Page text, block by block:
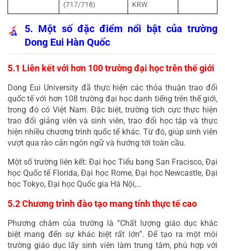
(717/718)
KRW
5. Một số đặc điểm nổi bật của trường
Dong Eui Hàn Quốc
5.1 Liên kết với hơn 100 trường đại học trên thế giới
Dong Eui University đã thực hiện các thỏa thuận trao đổi
quốc tế với hơn 108 trường đại học danh tiếng trên thế giới,
trong đó có Việt Nam. Đặc biệt, trường tích cực thực hiện
trao đổi giảng viên và sinh viên, trao đổi học tập và thực
hiện nhiều chương trình quốc tế khác. Từ đó, giúp sinh viên
vượt qua rào cản ngôn ngữ và hướng tới toàn cầu.
Một số trường liên kết: Đại học Tiểu bang San Fracisco, Đại
học Quốc tế Florida, Đại học Rome, Đại học Newcastle, Đại
học Tokyo, Đại học Quốc gia Hà Nội,…
5.2 Chương trình đào tạo mang tính thực tế cao
Phương châm của trường là “Chất lượng giáo dục khác
biệt mang đến sự khác biệt rất lớn”. Để tạo ra một môi
trường giáo dục lấy sinh viên làm trung tâm, phù hợp với